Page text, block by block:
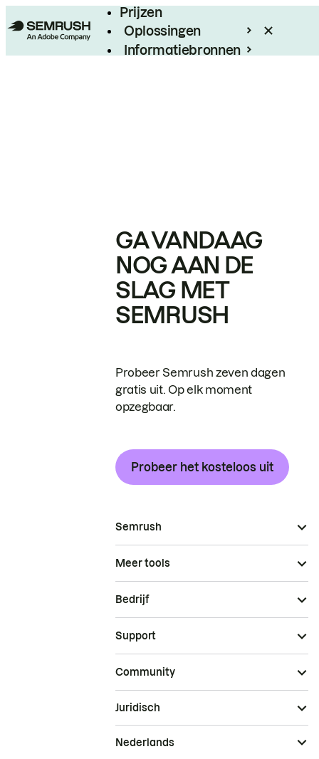
Prijzen
Oplossingen
Informatiebronnen
GA VANDAAG
NOG AAN DE
SLAG MET
SEMRUSH
Probeer Semrush zeven dagen
gratis uit. Op elk moment
opzegbaar.
Probeer het kosteloos uit
Semrush
Meer tools
Bedrijf
Support
Community
Juridisch
Nederlands